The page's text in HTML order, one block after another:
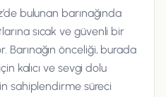
bulunan barınağında
sıcak ve güvenli bir
Barınağın önceliği, burada
kalıcı ve sevgi dolu
sahiplendirme süreci